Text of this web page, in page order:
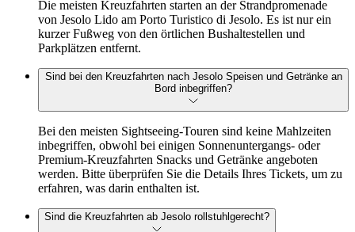
Die meisten Kreuzfahrten starten an der Strandpromenade
von Jesolo Lido am Porto Turistico di Jesolo. Es ist nur ein
kurzer Fußweg von den örtlichen Bushaltestellen und
Parkplätzen entfernt.
Sind bei den Kreuzfahrten nach Jesolo Speisen und Getränke an
Bord inbegriffen?
Bei den meisten Sightseeing-Touren sind keine Mahlzeiten
inbegriffen, obwohl bei einigen Sonnenuntergangs- oder
Premium-Kreuzfahrten Snacks und Getränke angeboten
werden. Bitte überprüfen Sie die Details Ihres Tickets, um zu
erfahren, was darin enthalten ist.
Sind die Kreuzfahrten ab Jesolo rollstuhlgerecht?